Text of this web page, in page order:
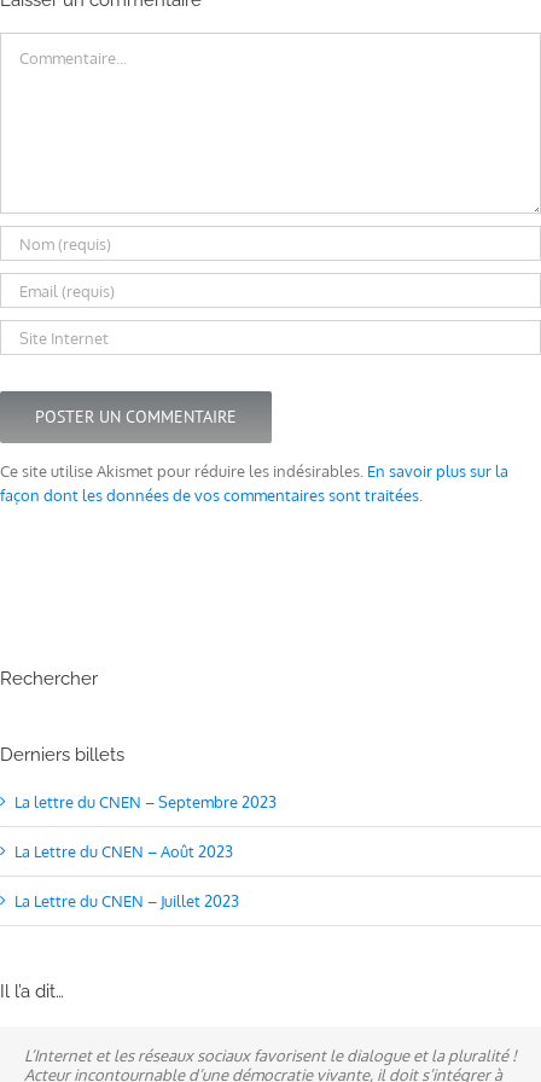
Ce site utilise Akismet pour réduire les indésirables. En savoir plus sur la
façon dont les données de vos commentaires sont traitées
Rechercher
Derniers billets
La lettre du CNEN – Septembre 2023
La Lettre du CNEN – Août 2023
La Lettre du CNEN – Juillet 2023
Il l’a dit…
L’Internet et les réseaux sociaux favorisent le dialogue et la pluralité !
Acteur incontournable d’une démocratie vivante, il doit s’intégrer à
Ne pas subir, mais construire son destin, telle est la philosophie qui
n’a cessé de mobiliser la ville d’Alençon, son agglomération et ses
A mes yeux, la politique est synonyme de service : un sénateur doit
être au service des élus et des communes comme un maire sait si bien